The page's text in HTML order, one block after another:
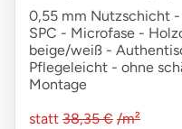
0,55 mm Nutzschicht
SPC - Microfase -
beige/weiß -
Pflegeleicht - ohne
Montage
statt 38,35 € /m²